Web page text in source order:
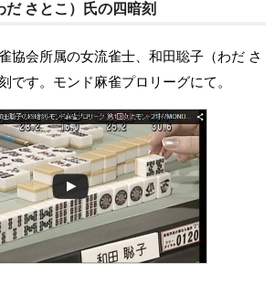
だ さとこ）氏の四暗刻
協会所属の女流雀士、和田聡子（わだ さ
です。モンド麻雀プロリーグにて。